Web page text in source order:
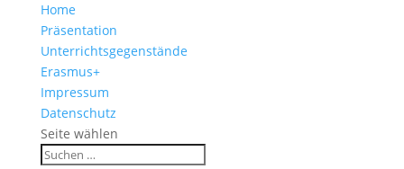
Home
Präsentation
Unterrichtsgegenstände
Erasmus+
Impressum
Datenschutz
Seite wählen